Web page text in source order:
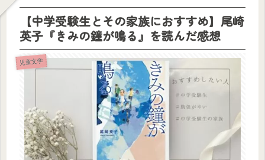
【中学受験生とその家族におすすめ】尾崎
英子『きみの鐘が鳴る』を読んだ感想
児童文学